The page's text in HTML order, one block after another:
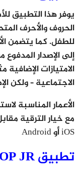
يوفر هذا التطبيق
الحروف والأحرف
للطفل. كما يتضمن
الامتيازات
الاجتماعية – ولكن
iOS أو Android
تطبيق BRAIN POP JR.